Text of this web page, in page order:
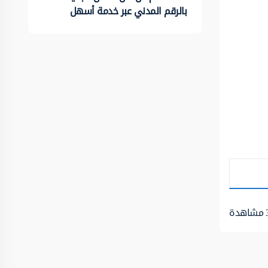
مشاهدة
بالرقم المدني عبر خدمة أسهل